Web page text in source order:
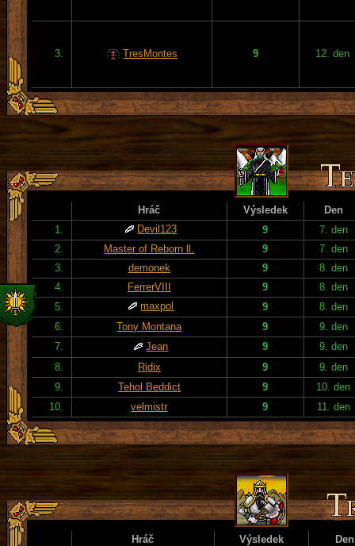
3. TresMontes 9 12. den
Hráč Výsledek
Den
1.
Devil123 9
7. den
2.
Master of Reborn ll. 9
7. den
3.
demonek 9
8. den
4.
FerrerVIII 9
8. den
5.
maxpol 9
8. den
6.
Tony Montana 9
9. den
7.
Jean 9
9. den
8.
Ridix 9
9. den
9.
Tehol Beddict 9
10. den
10.
velmistr 9 11. den
Hráč Výsledek Den